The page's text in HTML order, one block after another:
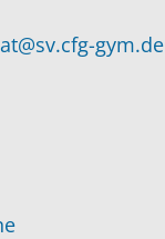
gym.de